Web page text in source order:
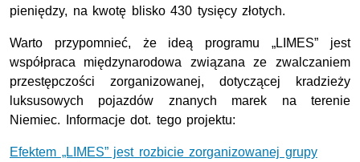
pieniędzy, na kwotę blisko 430 tysięcy złotych.
Warto przypomnieć, że ideą programu „LIMES” jest
współpraca międzynarodowa związana ze zwalczaniem
przestępczości zorganizowanej, dotyczącej kradzieży
luksusowych pojazdów znanych marek na terenie
Niemiec. Informacje dot. tego projektu:
Efektem „LIMES” jest rozbicie zorganizowanej grupy